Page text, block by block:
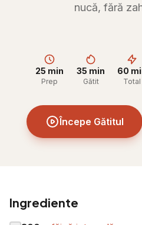
nucă, fără
25 min
Prep
35 min
Gătit
60
Total
Începe Gătitul
Ingrediente